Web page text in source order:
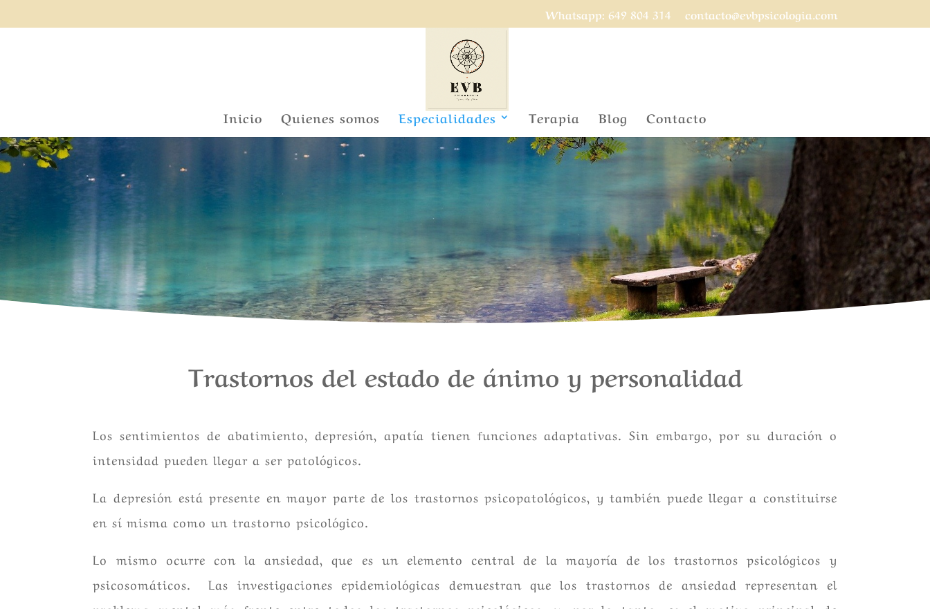
Whatsapp: 649 804 314 contacto@evbpsicologia.com
Inicio Quienes somos Especialidades Terapia Blog Contacto
Trastornos del estado de ánimo y personalidad
Los sentimientos de abatimiento, depresión, apatía tienen funciones adaptativas. Sin embargo, por su duración o
intensidad pueden llegar a ser patológicos.
La depresión está presente en mayor parte de los trastornos psicopatológicos, y también puede llegar a constituirse
en sí misma como un trastorno psicológico.
Lo mismo ocurre con la ansiedad, que es un elemento central de la mayoría de los trastornos psicológicos y
psicosomáticos. Las investigaciones epidemiológicas demuestran que los trastornos de ansiedad representan el